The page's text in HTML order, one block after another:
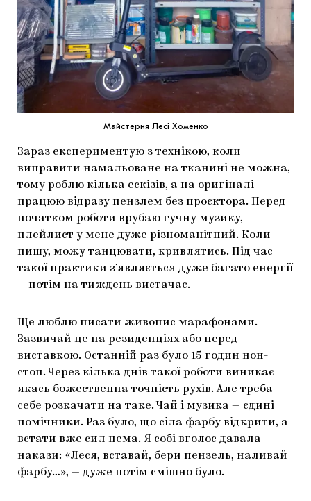
Майстерня Лесі Хоменко
Зараз експериментую з технікою, коли
виправити намальоване на тканині не можна,
тому роблю кілька ескізів, а на оригіналі
працюю відразу пензлем без проєктора. Перед
початком роботи врубаю гучну музику,
плейлист у мене дуже різноманітний. Коли
пишу, можу танцювати, кривлятись. Під час
такої практики з’являється дуже багато енергії
— потім на тиждень вистачає.
Ще люблю писати живопис марафонами.
Зазвичай це на резиденціях або перед
виставкою. Останній раз було 15 годин нон-
стоп. Через кілька днів такої роботи виникає
якась божественна точність рухів. Але треба
себе розкачати на таке. Чай і музика — єдині
помічники. Раз було, що сіла фарбу відкрити, а
встати вже сил нема. Я собі вголос давала
накази: «Леся, вставай, бери пензель, наливай
фарбу…», — дуже потім смішно було.